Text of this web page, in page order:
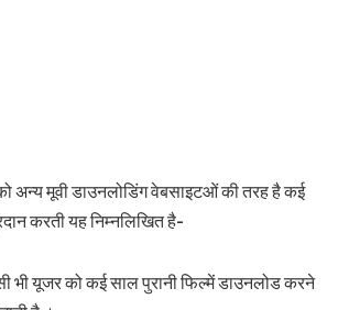
अन्य मूवी डाउनलोडिंग वेबसाइटओं की तरह है कई
करती यह निम्नलिखित है-
भी यूजर को कई साल पुरानी फिल्में डाउनलोड करने